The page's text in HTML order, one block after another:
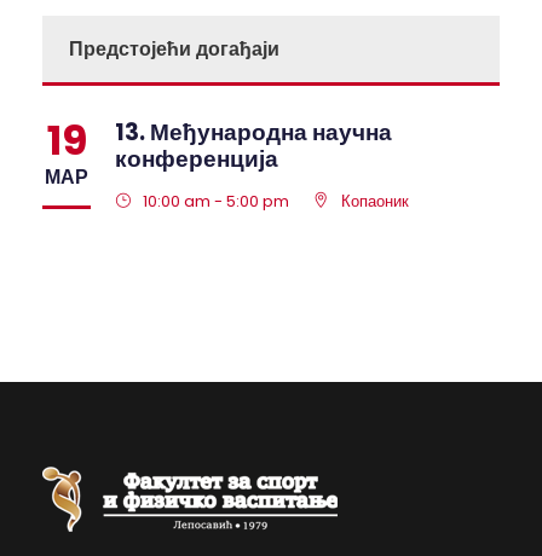
Предстојећи догађаји
19
МАР
13. Међународна научна
конференција
10:00 am - 5:00 pm Копаоник